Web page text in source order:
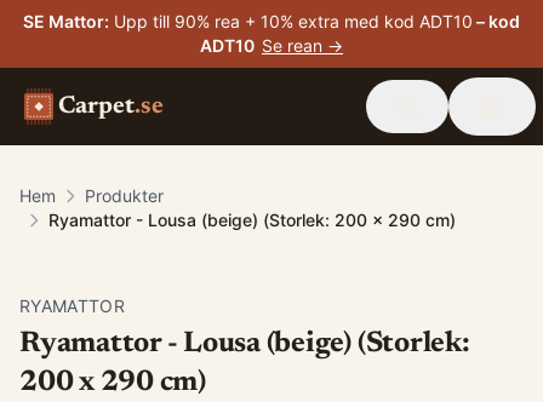
SE Mattor: Upp till 90% rea + 10% extra med kod ADT10 – kod
ADT10 Se rean →
Carpet.se
Hem
Produkter
Ryamattor - Lousa (beige) (Storlek: 200 x 290 cm)
RYAMATTOR
Ryamattor - Lousa (beige) (Storlek:
200 x 290 cm)